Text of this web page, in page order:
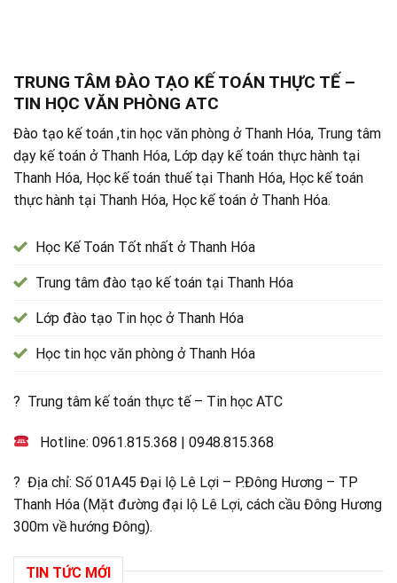
TRUNG TÂM ĐÀO TẠO KẾ TOÁN THỰC TẾ –
TIN HỌC VĂN PHÒNG ATC
Đào tạo kế toán ,tin học văn phòng ở Thanh Hóa, Trung tâm
dạy kế toán ở Thanh Hóa, Lớp dạy kế toán thực hành tại
Thanh Hóa, Học kế toán thuế tại Thanh Hóa, Học kế toán
thực hành tại Thanh Hóa, Học kế toán ở Thanh Hóa.
Học Kế Toán Tốt nhất ở Thanh Hóa
Trung tâm đào tạo kế toán tại Thanh Hóa
Lớp đào tạo Tin học ở Thanh Hóa
Học tin học văn phòng ở Thanh Hóa
? Trung tâm kế toán thực tế – Tin học ATC
Hotline:0961.815.368 |0948.815.368
? Địa chỉ: Số 01A45 Đại lộ Lê Lợi – P.Đông Hương – TP
Thanh Hóa (Mặt đường đại lộ Lê Lợi, cách cầu Đông Hương
300m về hướng Đông).
TIN TỨC MỚI